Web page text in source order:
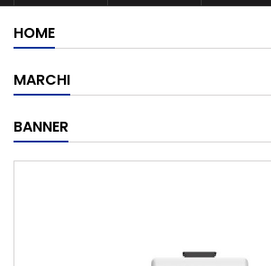
HOME
MARCHI
BANNER